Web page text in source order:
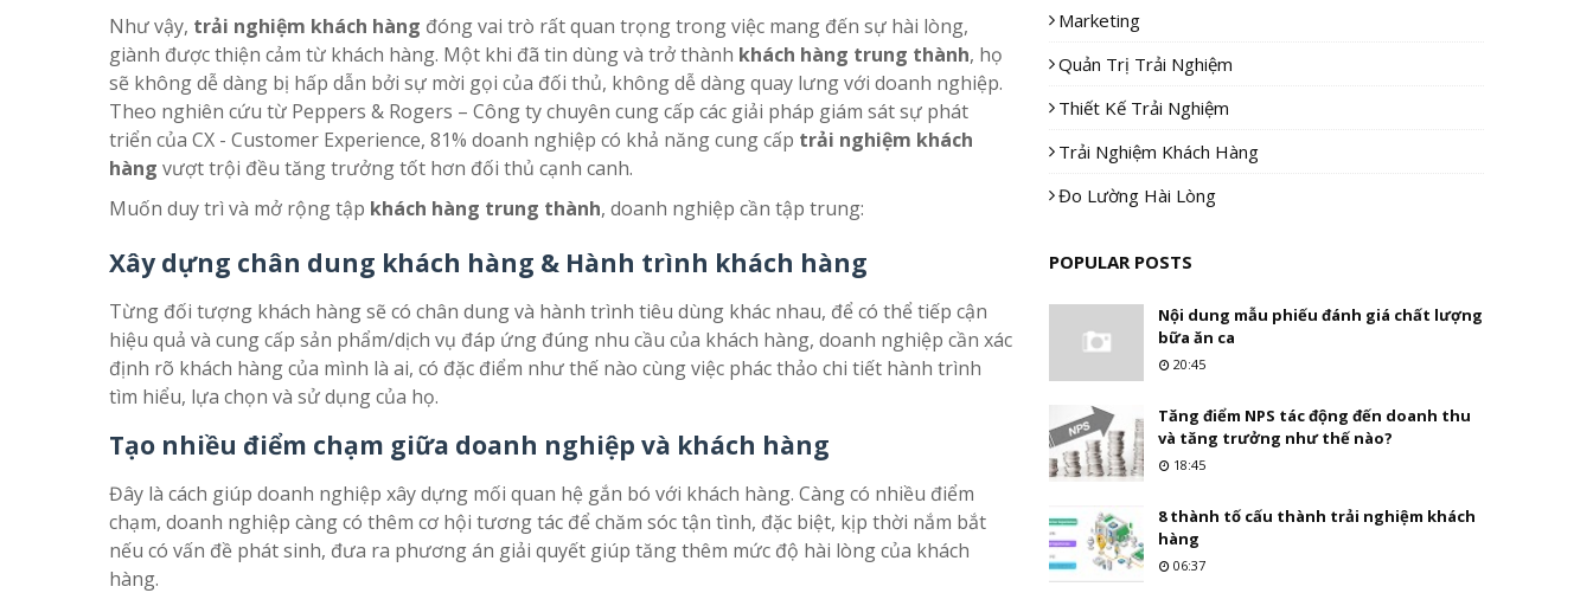
Như vậy, trải nghiệm khách hàng đóng vai trò rất quan trọng trong việc mang đến sự hài lòng,
giành được thiện cảm từ khách hàng. Một khi đã tin dùng và trở thành khách hàng trung thành, họ
sẽ không dễ dàng bị hấp dẫn bởi sự mời gọi của đối thủ, không dễ dàng quay lưng với doanh nghiệp.
Theo nghiên cứu từ Peppers & Rogers – Công ty chuyên cung cấp các giải pháp giám sát sự phát
triển của CX - Customer Experience, 81% doanh nghiệp có khả năng cung cấp trải nghiệm khách
hàng vượt trội đều tăng trưởng tốt hơn đối thủ cạnh canh.
Muốn duy trì và mở rộng tập khách hàng trung thành, doanh nghiệp cần tập trung:
Xây dựng chân dung khách hàng & Hành trình khách hàng
Từng đối tượng khách hàng sẽ có chân dung và hành trình tiêu dùng khác nhau, để có thể tiếp cận
hiệu quả và cung cấp sản phẩm/dịch vụ đáp ứng đúng nhu cầu của khách hàng, doanh nghiệp cần xác
định rõ khách hàng của mình là ai, có đặc điểm như thế nào cùng việc phác thảo chi tiết hành trình
tìm hiểu, lựa chọn và sử dụng của họ.
Tạo nhiều điểm chạm giữa doanh nghiệp và khách hàng
Đây là cách giúp doanh nghiệp xây dựng mối quan hệ gắn bó với khách hàng. Càng có nhiều điểm
chạm, doanh nghiệp càng có thêm cơ hội tương tác để chăm sóc tận tình, đặc biệt, kịp thời nắm bắt
nếu có vấn đề phát sinh, đưa ra phương án giải quyết giúp tăng thêm mức độ hài lòng của khách
hàng.
Marketing
Quản Trị Trải Nghiệm
Thiết Kế Trải Nghiệm
Trải Nghiệm Khách Hàng
Đo Lường Hài Lòng
POPULAR POSTS
Nội dung mẫu phiếu đánh giá chất lượng
bữa ăn ca
20:45
Tăng điểm NPS tác động đến doanh thu
và tăng trưởng như thế nào?
18:45
8 thành tố cấu thành trải nghiệm khách
hàng
06:37